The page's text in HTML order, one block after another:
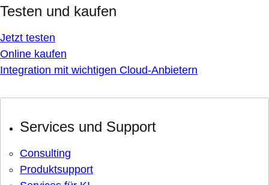
Testen und kaufen
Jetzt testen
Online kaufen
Integration mit wichtigen Cloud-Anbietern
Services und Support
Consulting
Produktsupport